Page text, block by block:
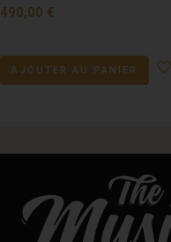
490,00 €
AJOUTER AU PANIER